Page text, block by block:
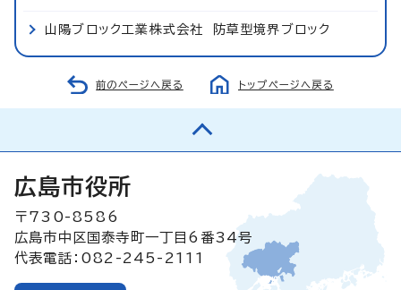
山陽ブロック工業株式会社 防草型境界ブロック
前のページへ戻る トップページへ戻る
広島市役所
〒730-8586
広島市中区国泰寺町一丁目6番34号
代表電話：082-245-2111